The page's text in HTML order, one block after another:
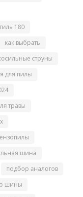
180
как выбрать
струны
для пилы
травы
шина
подбор аналогов
шины